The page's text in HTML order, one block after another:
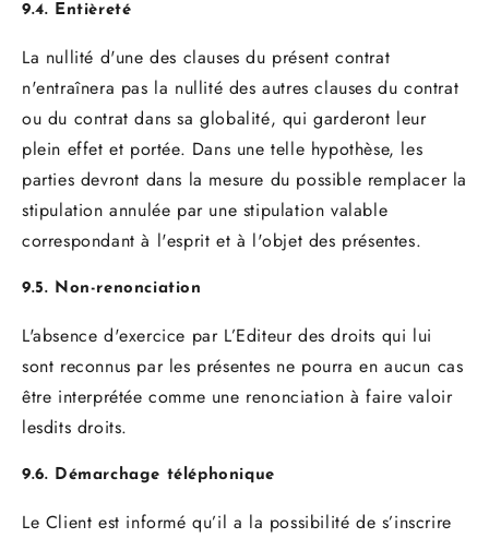
9.4. Entièreté
La nullité d'une des clauses du présent contrat
n'entraînera pas la nullité des autres clauses du contrat
ou du contrat dans sa globalité, qui garderont leur
plein effet et portée. Dans une telle hypothèse, les
parties devront dans la mesure du possible remplacer la
stipulation annulée par une stipulation valable
correspondant à l'esprit et à l'objet des présentes.
9.5. Non-renonciation
L'absence d'exercice par L’Editeur des droits qui lui
sont reconnus par les présentes ne pourra en aucun cas
être interprétée comme une renonciation à faire valoir
lesdits droits.
9.6. Démarchage téléphonique
Le Client est informé qu’il a la possibilité de s’inscrire